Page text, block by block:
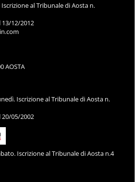
al Tribunale di Aosta n.
12/2012
AOSTA
Iscrizione al Tribunale di Aosta n.
05/2002
Iscrizione al Tribunale di Aosta n.4